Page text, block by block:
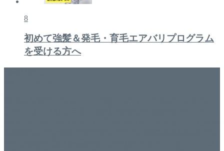
8
初めて強髪＆発毛・育毛エアバリプログラム
を受ける方へ